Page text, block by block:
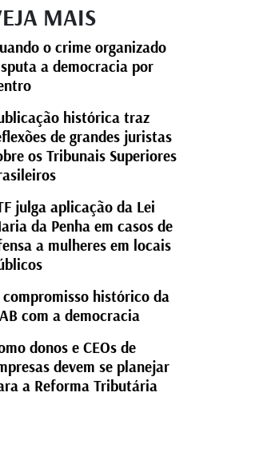
MAIS
o crime organizado
a democracia por
histórica traz
de grandes juristas
os Tribunais Superiores
julga aplicação da Lei
da Penha em casos de
a mulheres em locais
compromisso histórico da
com a democracia
donos e CEOs de
devem se planejar
a Reforma Tributária